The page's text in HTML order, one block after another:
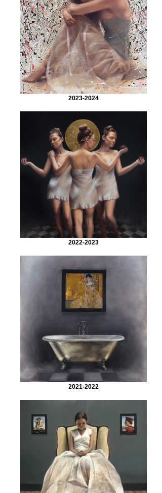
2023-2024
2022-2023
2021-2022